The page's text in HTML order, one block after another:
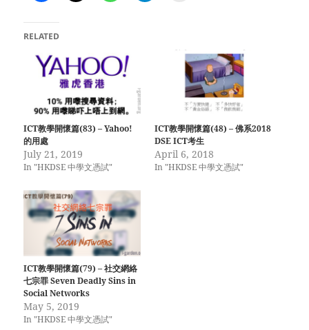
RELATED
ICT教學開懷篇(83) – Yahoo!
的用處
July 21, 2019
In "HKDSE 中學文憑試"
ICT教學開懷篇(48) – 佛系2018
DSE ICT考生
April 6, 2018
In "HKDSE 中學文憑試"
ICT教學開懷篇(79) – 社交網絡
七宗罪 Seven Deadly Sins in
Social Networks
May 5, 2019
In "HKDSE 中學文憑試"